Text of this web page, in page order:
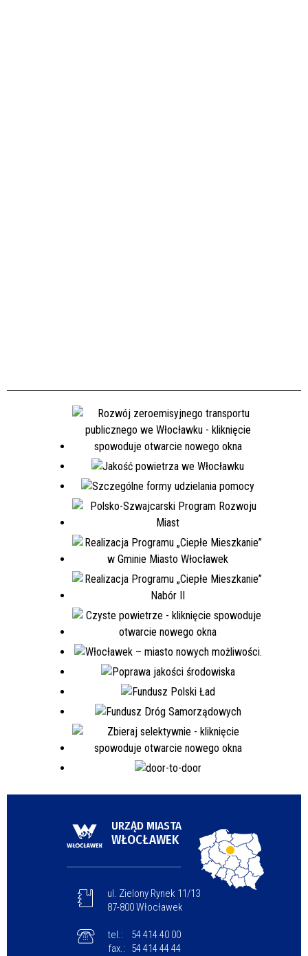
URZĄD MIASTA
WŁOCŁAWEK
ul. Zielony Rynek 11/13
87-800 Włocławek
tel.:
54 414 40 00
fax.:
54 414 44 44